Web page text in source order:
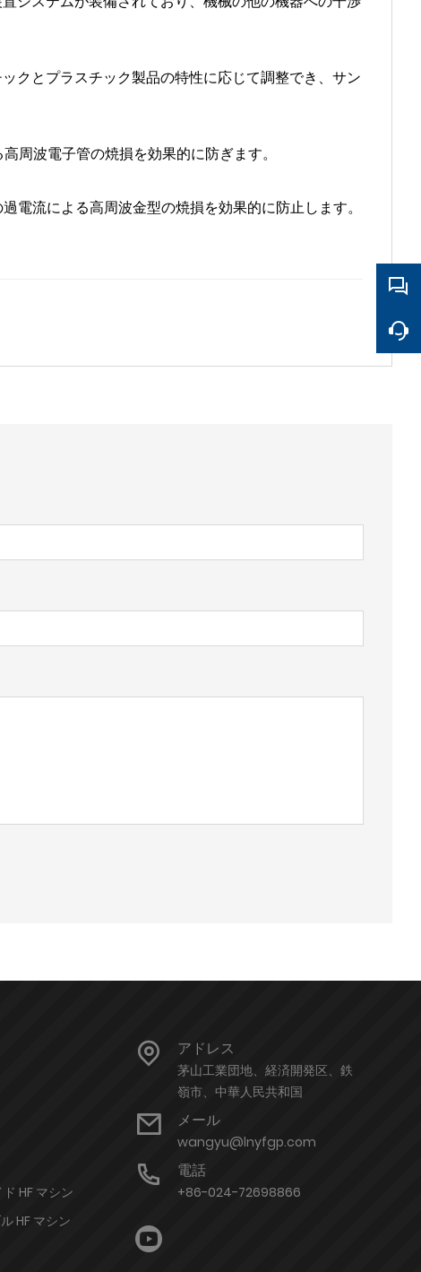
クとプラスチック製品の特性に応じて調整でき、サン
周波電子管の焼損を効果的に防ぎます。
流による高周波金型の焼損を効果的に防止します。
HF マシン
HF マシン
アドレス
茅山工業団地、経済開発区、鉄
嶺市、中華人民共和国
メール
wangyu@lnyfgp.com
電話
+86-024-72698866